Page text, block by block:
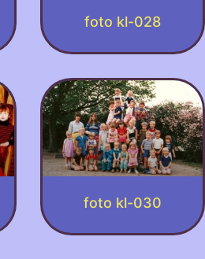
foto kl-028
foto kl-030